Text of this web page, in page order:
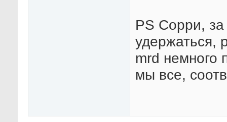
PS Сорри,
удержаться,
mrd немного
мы все,